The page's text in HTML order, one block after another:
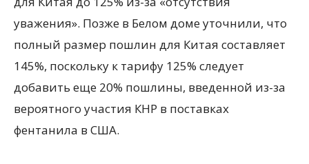
уважения». Позже в Белом доме уточнили, что
полный размер пошлин для Китая составляет
145%, поскольку к тарифу 125% следует
добавить еще 20% пошлины, введенной из-за
вероятного участия КНР в поставках
фентанила в США.